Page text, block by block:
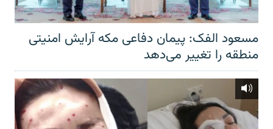
مسعود الفک: پیمان دفاعی مکه آرایش امنیتی
منطقه را تغییر می‌دهد